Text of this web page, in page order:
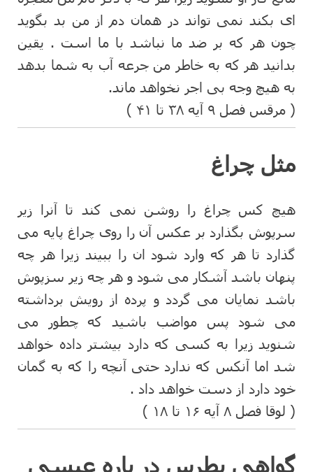
ای بکند نمی تواند در همان دم از من بد بگوید
چون هر که بر ضد ما نباشد با ما است . یقین
بدانید هر که به خاطر من جرعه آب به شما بدهد
به هیچ وجه بی اجر نخواهد ماند.
( مرقس فصل ۹ آیه ۳۸ تا ۴۱ )
مثل چراغ
هیچ کس چراغ را روشن نمی کند تا آنرا زیر
سرپوش بگذارد بر عکس آن را روی چراغ پایه می
گذارد تا هر که وارد شود ان را ببیند زیرا هر چه
پنهان باشد آشکار می شود و هر چه زیر سزپوش
باشد نمایان می گردد و پرده از رویش برداشته
می شود پس مواضب باشید که چطور می
شنوید زیرا به کسی که دارد بیشتر داده خواهد
شد اما آنکس که ندارد حتی آنچه را که به گمان
خود دارد از دست خواهد داد .
( لوقا فصل ۸ آیه ۱۶ تا ۱۸ )
گواهی پطرس در باره عیسی